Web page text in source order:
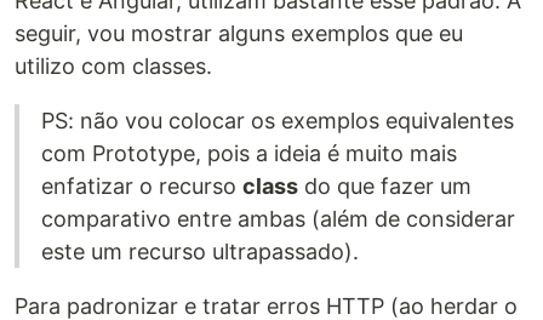
seguir, vou mostrar alguns exemplos que eu
utilizo com classes.
PS: não vou colocar os exemplos equivalentes
com Prototype, pois a ideia é muito mais
enfatizar o recurso class do que fazer um
comparativo entre ambas (além de considerar
este um recurso ultrapassado).
Para padronizar e tratar erros HTTP (ao herdar o